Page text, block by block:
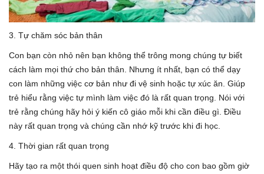
3. Tự chăm sóc bản thân
Con bạn còn nhỏ nên bạn không thể trông mong chúng tự biết
cách làm mọi thứ cho bản thân. Nhưng ít nhất, bạn có thể dạy
con làm những việc cơ bản như đi vệ sinh hoặc tự xúc ăn. Giúp
trẻ hiểu rằng việc tự mình làm việc đó là rất quan trọng. Nói với
trẻ rằng chúng hãy hỏi ý kiến cô giáo mỗi khi cần điều gì. Điều
này rất quan trọng và chúng cần nhớ kỹ trước khi đi học.
4. Thời gian rất quan trọng
Hãy tạo ra một thói quen sinh hoạt điều độ cho con bao gồm giờ